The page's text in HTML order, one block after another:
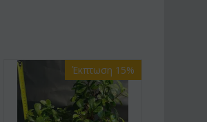
Έκπτωση 15%